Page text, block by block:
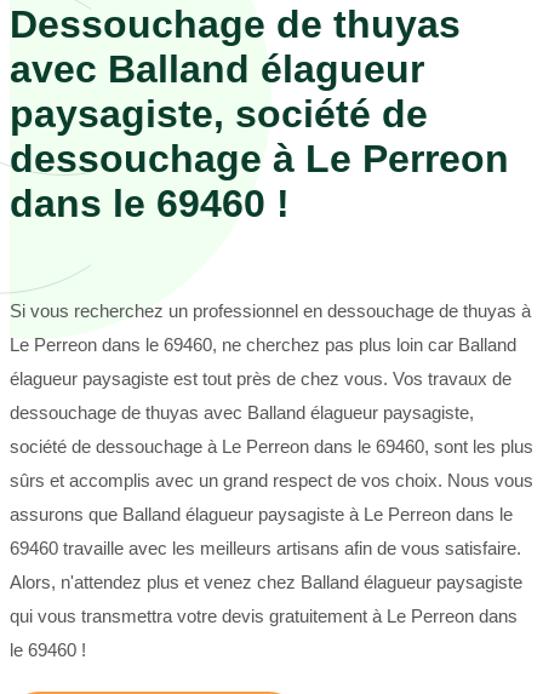
Dessouchage de thuyas
avec Balland élagueur
paysagiste, société de
dessouchage à Le Perreon
dans le 69460 !
Si vous recherchez un professionnel en dessouchage de thuyas à
Le Perreon dans le 69460, ne cherchez pas plus loin car Balland
élagueur paysagiste est tout près de chez vous. Vos travaux de
dessouchage de thuyas avec Balland élagueur paysagiste,
société de dessouchage à Le Perreon dans le 69460, sont les plus
sûrs et accomplis avec un grand respect de vos choix. Nous vous
assurons que Balland élagueur paysagiste à Le Perreon dans le
69460 travaille avec les meilleurs artisans afin de vous satisfaire.
Alors, n'attendez plus et venez chez Balland élagueur paysagiste
qui vous transmettra votre devis gratuitement à Le Perreon dans
le 69460 !